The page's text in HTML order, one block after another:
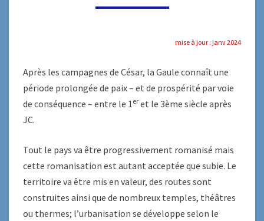
mise à jour : janv 2024
Après les campagnes de César, la Gaule connaît une
période prolongée de paix – et de prospérité par voie
de conséquence – entre le 1er et le 3ème siècle après
JC.
Tout le pays va être progressivement romanisé mais
cette romanisation est autant acceptée que subie. Le
territoire va être mis en valeur, des routes sont
construites ainsi que de nombreux temples, théâtres
ou thermes; l’urbanisation se développe selon le